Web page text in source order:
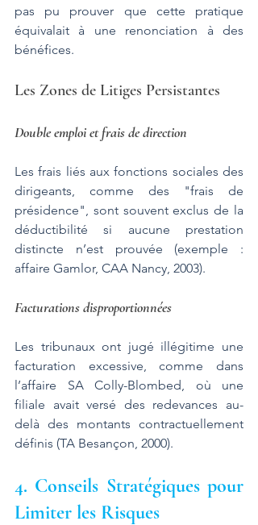
pas pu prouver que cette pratique
équivalait à une renonciation à des
bénéfices​.
Les Zones de Litiges Persistantes
Double emploi et frais de direction
Les frais liés aux fonctions sociales des
dirigeants, comme des "frais de
présidence", sont souvent exclus de la
déductibilité si aucune prestation
distincte n’est prouvée (exemple :
affaire Gamlor, CAA Nancy, 2003)​.
Facturations disproportionnées
Les tribunaux ont jugé illégitime une
facturation excessive, comme dans
l’affaire SA Colly-Blombed, où une
filiale avait versé des redevances au-
delà des montants contractuellement
définis (TA Besançon, 2000)​.
4. Conseils Stratégiques pour
Limiter les Risques